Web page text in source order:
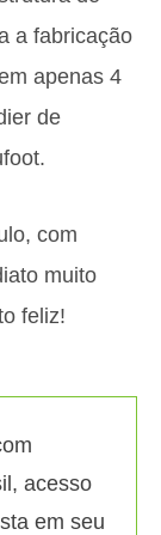
a fabricação
apenas 4
de
com
muito
feliz!
acesso
em seu